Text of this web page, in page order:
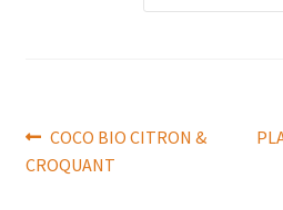
Navigation
de
Article
précédent :
COCO BIO CITRON &
CROQUANT